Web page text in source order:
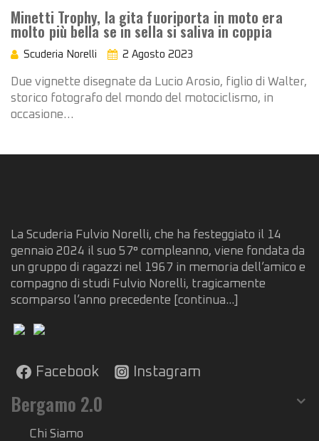
Minetti Trophy, la gita fuoriporta in moto era
molto più bella se in sella si saliva in coppia
Scuderia Norelli 2 Agosto 2023
Due vignette disegnate da Lucio Arosio, figlio di Walter,
storico fotografo del mondo del motociclismo, in
occasione…
La Scuderia Fulvio Norelli, che ha festeggiato il 14
gennaio 2024 il suo 57° compleanno, viene fondata da
un gruppo di ragazzi nel 1967 in memoria dell’amico e
compagno di studi Fulvio Norelli, tragicamente
scomparso l’anno precedente
[continua...]
Facebook Instagram
Bergamo 2.0
Chi Siamo